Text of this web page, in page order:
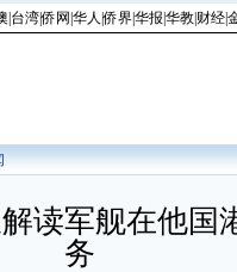
台湾|侨网 华人 |侨界|华报 华教| 财经|
读军舰在他国
务